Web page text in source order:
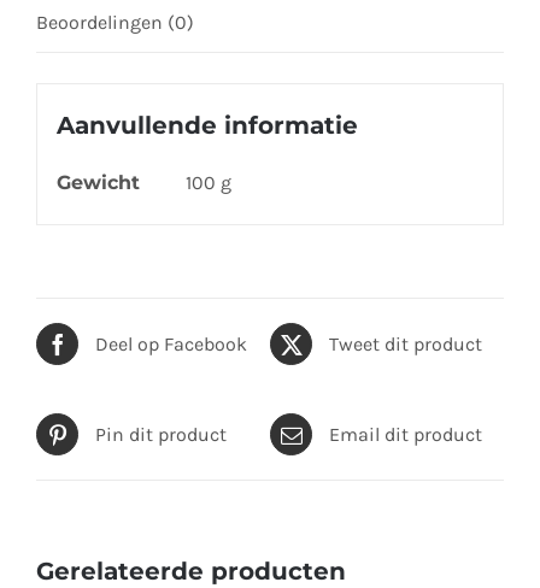
Beoordelingen (0)
Aanvullende informatie
Gewicht 100 g
Deel op Facebook Tweet dit product
Pin dit product Email dit product
Gerelateerde producten